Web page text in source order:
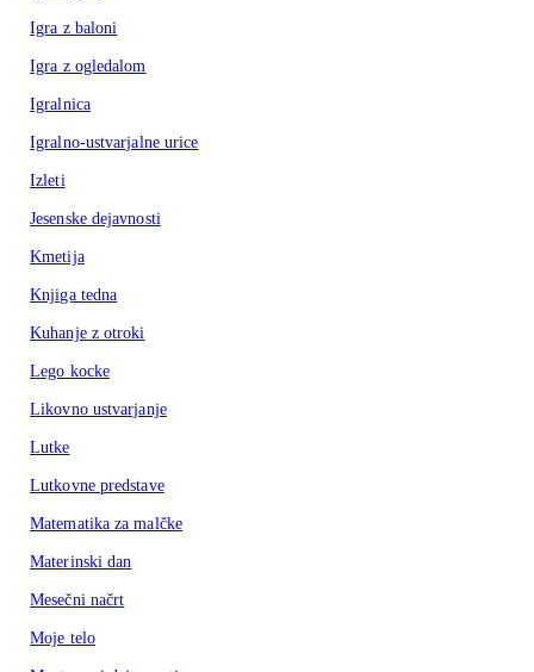
Igra z baloni
Igra z ogledalom
Igralnica
Igralno-ustvarjalne urice
Izleti
Jesenske dejavnosti
Kmetija
Knjiga tedna
Kuhanje z otroki
Lego kocke
Likovno ustvarjanje
Lutke
Lutkovne predstave
Matematika za malčke
Materinski dan
Mesečni načrt
Moje telo